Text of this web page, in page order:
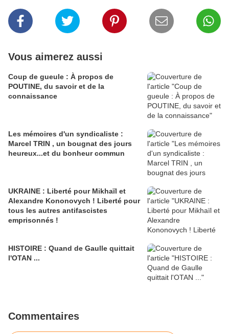
Vous aimerez aussi
Coup de gueule : À propos de
POUTINE, du savoir et de la
connaissance
Les mémoires d'un syndicaliste :
Marcel TRIN , un bougnat des jours
heureux...et du bonheur commun
UKRAINE : Liberté pour Mikhaïl et
Alexandre Kononovych ! Liberté pour
tous les autres antifascistes
emprisonnés !
HISTOIRE : Quand de Gaulle quittait
l'OTAN ...
Commentaires